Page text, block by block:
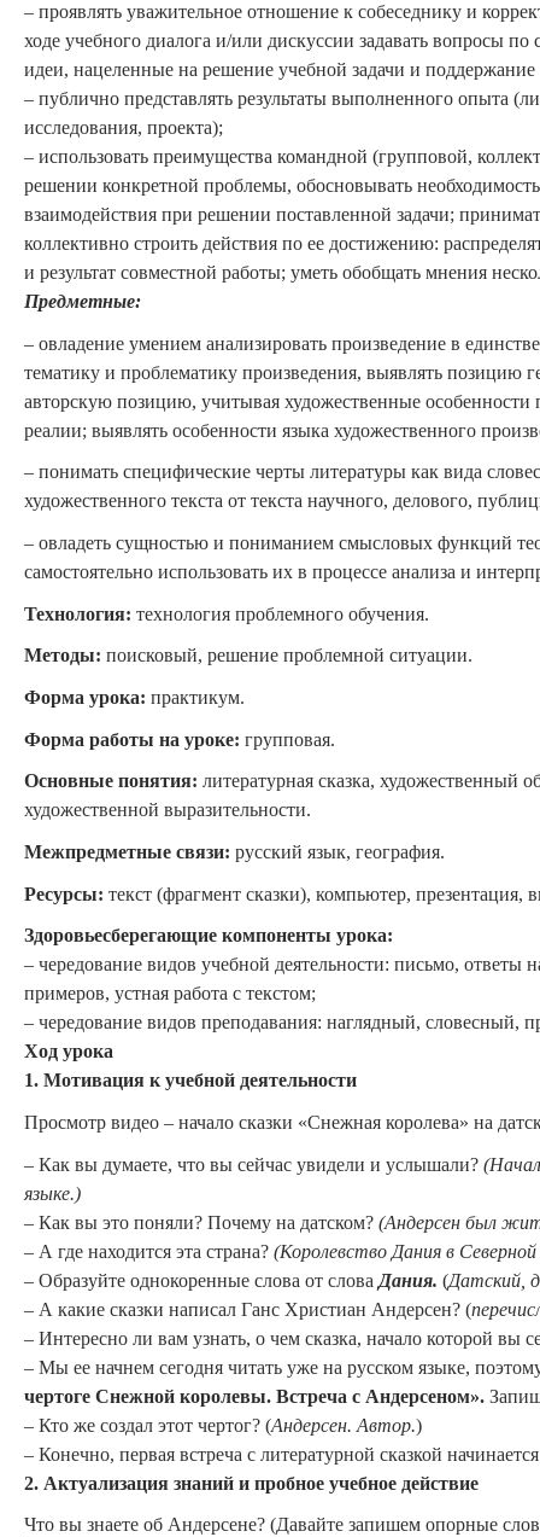
– проявлять уважительное отношение к собеседнику и
ходе учебного диалога и/или дискуссии задавать вопросы
идеи, нацеленные на решение учебной задачи и
– публично представлять результаты выполненного опыта
исследования, проекта);
– использовать преимущества командной (групповой,
решении конкретной проблемы, обосновывать
взаимодействия при решении поставленной задачи;
коллективно строить действия по ее достижению:
и результат совместной работы; уметь обобщать мнения
Предметные:
– овладение умением анализировать произведение в
тематику и проблематику произведения, выявлять позицию
авторскую позицию, учитывая художественные
реалии; выявлять особенности языка художественного
– понимать специфические черты литературы как вида
художественного текста от текста научного, делового,
– овладеть сущностью и пониманием смысловых функций
самостоятельно использовать их в процессе анализа и
Технология: технология проблемного обучения.
Методы: поисковый, решение проблемной ситуации.
Форма урока: практикум.
Форма работы на уроке: групповая.
Основные понятия: литературная сказка, художественный
художественной выразительности.
Межпредметные связи: русский язык, география.
Ресурсы: текст (фрагмент сказки), компьютер, презентация,
Здоровьесберегающие компоненты урока:
– чередование видов учебной деятельности: письмо, ответы
примеров, устная работа с текстом;
– чередование видов преподавания: наглядный, словесный,
Ход урока
1. Мотивация к учебной деятельности
Просмотр видео – начало сказки «Снежная королева» на
– Как вы думаете, что вы сейчас увидели и услышали?
языке.)
– Как вы это поняли? Почему на датском? (Андерсен был
– А где находится эта страна? (Королевство Дания в
– Образуйте однокоренные слова от слова Дания. (Датский,
– А какие сказки написал Ганс Христиан Андерсен? (
– Интересно ли вам узнать, о чем сказка, начало которой вы
– Мы ее начнем сегодня читать уже на русском языке,
чертоге Снежной королевы. Встреча с Андерсеном».
– Кто же создал этот чертог? (Андерсен. Автор.)
– Конечно, первая встреча с литературной сказкой
2. Актуализация знаний и пробное учебное действие
Что вы знаете об Андерсене? (Давайте запишем опорные